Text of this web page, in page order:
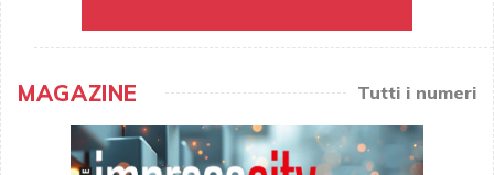
MAGAZINE Tutti i numeri